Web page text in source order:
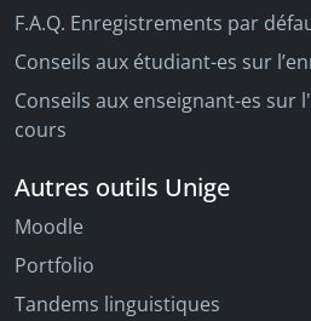
F.A.Q. Enregistrements par
Conseils aux étudiant-es sur
Conseils aux enseignant-es sur
cours
Autres outils Unige
Moodle
Portfolio
Tandems linguistiques